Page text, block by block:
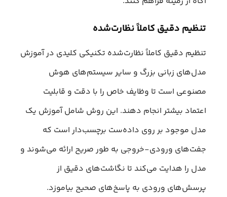
تنظیم دقیق کاملاً نظارت‌شده
تنظیم دقیق کاملاً نظارت‌شده تکنیکی کلیدی در آموزش
مدل‌های زبانی بزرگ و سایر سیستم‌های هوش
مصنوعی است تا وظایف خاص را با دقت و قابلیت
اعتماد بیشتر انجام دهند. این روش شامل آموزش یک
مدل موجود بر روی داده‌ست برچسب‌دار است که
جفت‌های ورودی-خروجی به طور صریح ارائه می‌شوند و
مدل را هدایت می‌کند تا نگاشت‌های دقیق از
پرسش‌های ورودی به پاسخ‌های صحیح بیاموزد.